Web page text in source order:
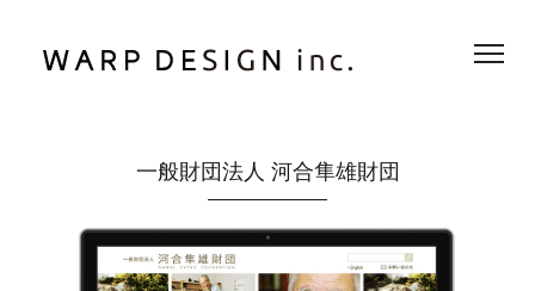
一般財団法人 河合隼雄財団